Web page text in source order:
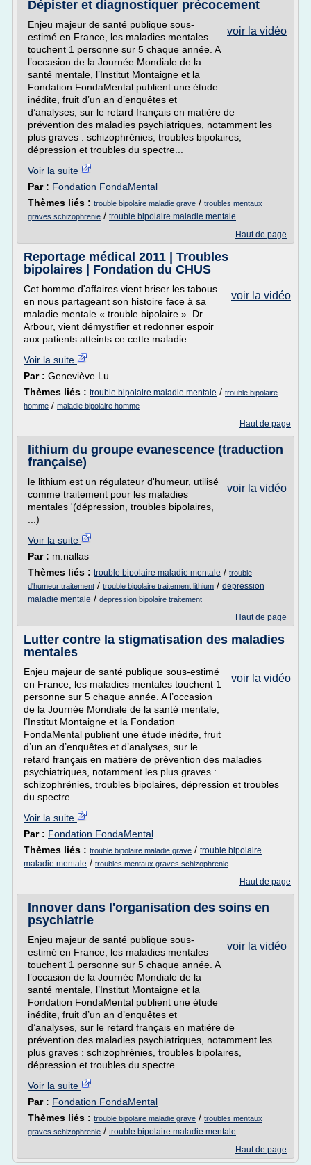
Dépister et diagnostiquer précocement
voir la vidéo
Enjeu majeur de santé publique sous-
estimé en France, les maladies mentales
touchent 1 personne sur 5 chaque année. A
l’occasion de la Journée Mondiale de la
santé mentale, l’Institut Montaigne et la
Fondation FondaMental publient une étude
inédite, fruit d’un an d’enquêtes et
d’analyses, sur le retard français en matière de
prévention des maladies psychiatriques, notamment les
plus graves : schizophrénies, troubles bipolaires,
dépression et troubles du spectre...
Voir la suite
Par : Fondation FondaMental
Thèmes liés : trouble bipolaire maladie grave / troubles mentaux
graves schizophrenie / trouble bipolaire maladie mentale
Haut de page
Reportage médical 2011 | Troubles
bipolaires | Fondation du CHUS
voir la vidéo
Cet homme d'affaires vient briser les tabous
en nous partageant son histoire face à sa
maladie mentale « trouble bipolaire ». Dr
Arbour, vient démystifier et redonner espoir
aux patients atteints ce cette maladie.
Voir la suite
Par : Geneviève Lu
Thèmes liés : trouble bipolaire maladie mentale / trouble bipolaire
homme / maladie bipolaire homme
Haut de page
lithium du groupe evanescence (traduction
française)
voir la vidéo
le lithium est un régulateur d'humeur, utilisé
comme traitement pour les maladies
mentales '(dépression, troubles bipolaires,
...)
Voir la suite
Par : m.nallas
Thèmes liés : trouble bipolaire maladie mentale / trouble
d'humeur traitement / trouble bipolaire traitement lithium / depression
maladie mentale / depression bipolaire traitement
Haut de page
Lutter contre la stigmatisation des maladies
mentales
voir la vidéo
Enjeu majeur de santé publique sous-estimé
en France, les maladies mentales touchent 1
personne sur 5 chaque année. A l’occasion
de la Journée Mondiale de la santé mentale,
l’Institut Montaigne et la Fondation
FondaMental publient une étude inédite, fruit
d’un an d’enquêtes et d’analyses, sur le
retard français en matière de prévention des maladies
psychiatriques, notamment les plus graves :
schizophrénies, troubles bipolaires, dépression et troubles
du spectre...
Voir la suite
Par : Fondation FondaMental
Thèmes liés : trouble bipolaire maladie grave / trouble bipolaire
maladie mentale / troubles mentaux graves schizophrenie
Haut de page
Innover dans l'organisation des soins en
psychiatrie
voir la vidéo
Enjeu majeur de santé publique sous-
estimé en France, les maladies mentales
touchent 1 personne sur 5 chaque année. A
l’occasion de la Journée Mondiale de la
santé mentale, l’Institut Montaigne et la
Fondation FondaMental publient une étude
inédite, fruit d’un an d’enquêtes et
d’analyses, sur le retard français en matière de
prévention des maladies psychiatriques, notamment les
plus graves : schizophrénies, troubles bipolaires,
dépression et troubles du spectre...
Voir la suite
Par : Fondation FondaMental
Thèmes liés : trouble bipolaire maladie grave / troubles mentaux
graves schizophrenie / trouble bipolaire maladie mentale
Haut de page